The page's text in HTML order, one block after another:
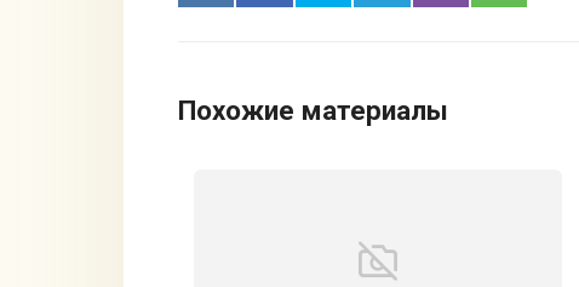
Похожие материалы